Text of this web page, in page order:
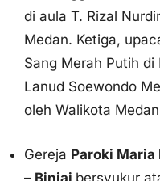
Medan. Ketiga,
Sang Merah Putih di
Lanud Soewondo
oleh Walikota Medan.
– Binjaibersyukur
barudalam